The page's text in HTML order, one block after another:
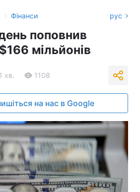
› Фінанси рус
поповнив
мільйонів
1 хв. 1108
на нас в Google